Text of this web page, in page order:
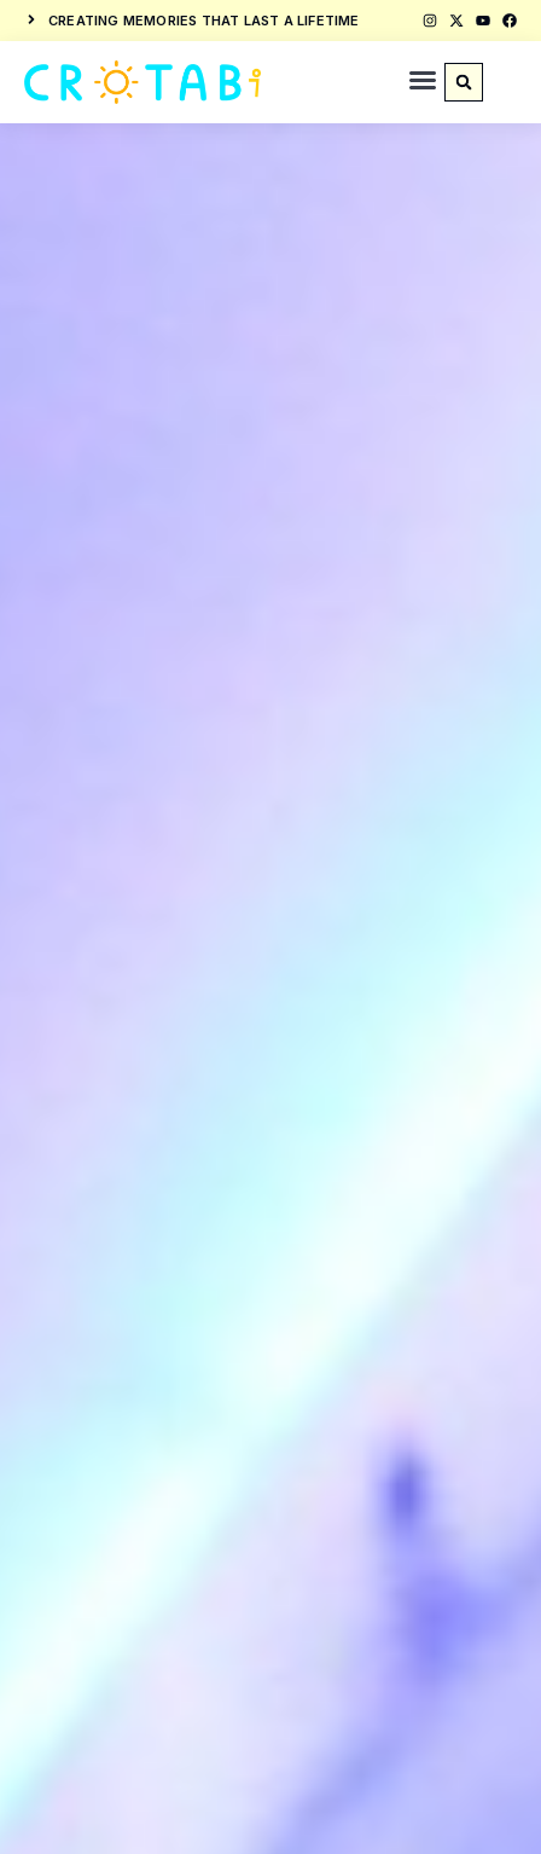
CREATING MEMORIES THAT LAST A LIFETIME